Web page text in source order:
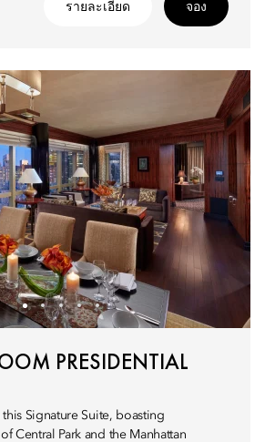
รายละเอียด จอง
PRESIDENTIAL
this Signature Suite, boasting
Central Park and the Manhattan